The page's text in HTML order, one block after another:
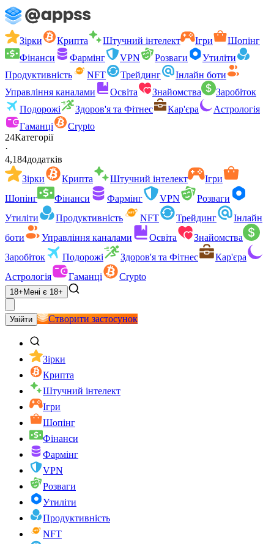
Зірки Крипта Штучний інтелект Ігри
Шопінг
Фінанси
Фармінг VPN Розваги
Утиліти
Продуктивність
NFT Трейдинг
Інлайн боти
Управління каналами
Освіта Знайомства
Заробіток
Подорожі
Здоров'я та Фітнес Кар'єра
Астрологія
Гаманці
Crypto
24Категорії
·
4,184додатків
Зірки
Крипта Штучний інтелект
Ігри
Шопінг
Фінанси Фармінг VPN
Розваги
Утиліти
Продуктивність NFT Трейдинг
Інлайн
боти
Управління каналами Освіта
Знайомства
Заробіток
Подорожі Здоров'я та Фітнес
Кар'єра
Астрологія
Гаманці Crypto
18+ Мені є 18+
Увійти Створити застосунок
Зірки
Крипта
Штучний інтелект
Ігри
Шопінг
Фінанси
Фармінг
VPN
Розваги
Утиліти
Продуктивність
NFT